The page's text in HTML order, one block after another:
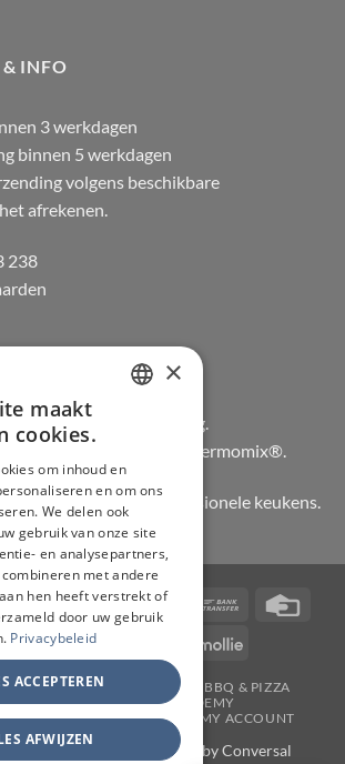
INFO
3 werkdagen
binnen 5 werkdagen
volgens beschikbare
afrekenen.
238
Gozney en Big Green Egg.
verdeler van Vorwerk Thermomix®.
chefs en professionele keukens.
Stripe MasterCardBancontactBank
Invoice Maestro Mollie
SLIJPERIJ KOOKGEREI
BBQ & PIZZA
WORKSHOPS
ACADEMY
SCHOOLSETS
CONTACT MY ACCOUNT
© CHEF & KNIFE | Support byConversal
GERMAN
ENGLISH
×
maakt
cookies.
om inhoud en
en om ons
We delen ook
gebruik van onze site
en analysepartners,
met andere
hen heeft verstrekt of
door uw gebruik
Privacybeleid
ACCEPTEREN
AFWIJZEN